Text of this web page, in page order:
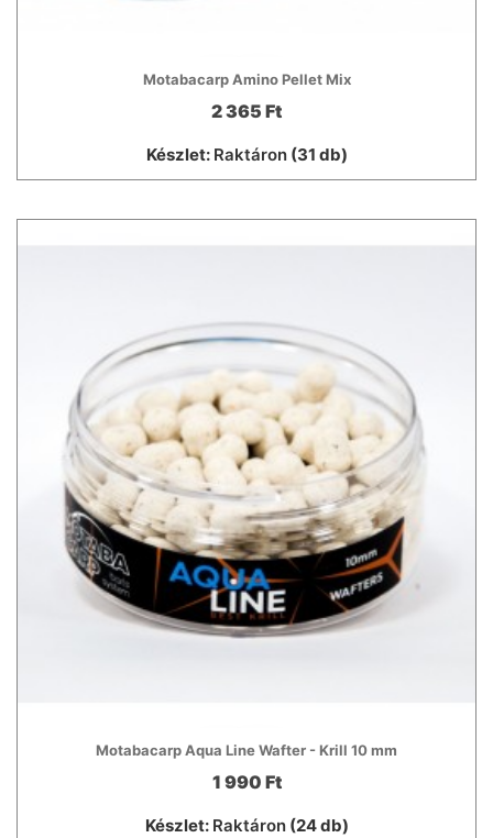
Motabacarp Amino Pellet Mix
2 365 Ft
Készlet: Raktáron(31 db)
Motabacarp Aqua Line Wafter - Krill 10 mm
1 990 Ft
Készlet: Raktáron(24 db)